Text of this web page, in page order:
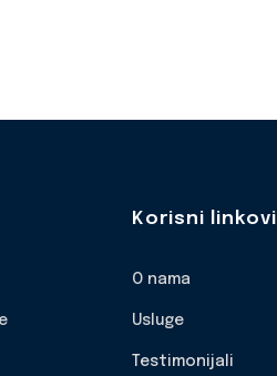
Korisni linkovi
O nama
Usluge
Testimonijali